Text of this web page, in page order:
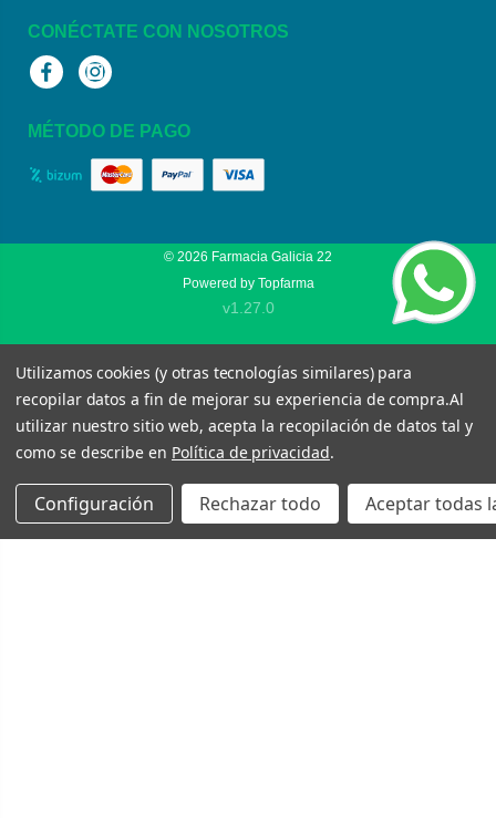
CONÉCTATE CON NOSOTROS
FacebookInstagram
MÉTODO DE PAGO
© 2026 Farmacia Galicia 22
Powered by Topfarma
v1.27.0
Utilizamos cookies (y otras tecnologías similares) para
recopilar datos a fin de mejorar su experiencia de compra.Al
utilizar nuestro sitio web, acepta la recopilación de datos tal y
como se describe en Política de privacidad.
Configuración Rechazar todo Aceptar todas